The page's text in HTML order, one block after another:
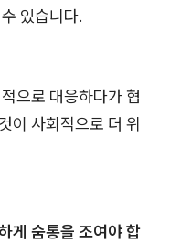
있습니다.
으로 대응하다가 협
이 사회적으로 더 위
게 숨통을 조여야 합